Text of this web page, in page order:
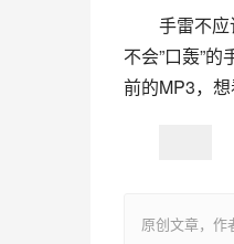
手雷不
不会”口轰”
前的MP3，
原创文章，作